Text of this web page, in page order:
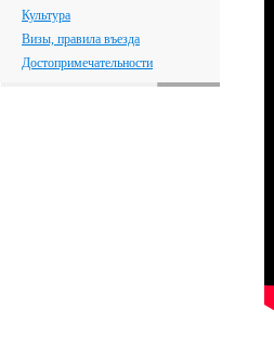
Культура
Визы, правила въезда
Достопримечательности